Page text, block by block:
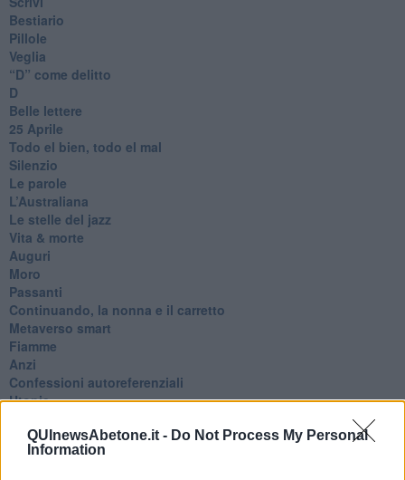
QUInewsAbetone.it - Do Not Process My Personal
Information
Bestiario
Pillole
Veglia
​“D” come delitto
D
Belle lettere
25 Aprile
Todo el bien, todo el mal
Silenzio
Le parole
​L’Australiana
Le stelle del jazz
Vita & morte
Auguri
Moro
Passanti
Continuando, la nonna e il carretto
Metaverso smart
Fiamme
Anzi
Confessioni autoreferenziali
Utopie
Il lago
Il diluvio